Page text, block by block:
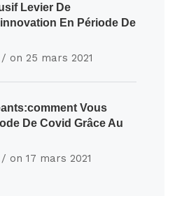
Levier De
En Période De
/ on 25 mars 2021
Vous
De Covid Grâce Au
/ on 17 mars 2021